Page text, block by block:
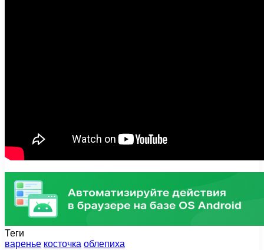
Теги
варенье косточка облепиха